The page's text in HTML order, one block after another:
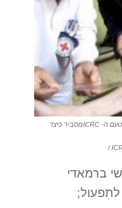
מרכז שיקום פיסי, ארבּיל, עיראק. מדריך מטעם ה- ICRCמסביר כיצד
ברמאדי
לתִפעול;